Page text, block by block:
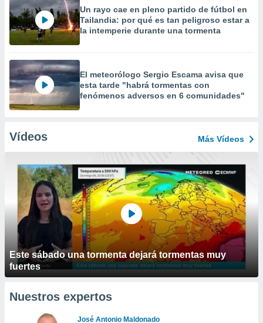
Un rayo cae en pleno partido de fútbol en
Tailandia: por qué es tan peligroso estar a
la intemperie durante una tormenta
El meteorólogo Sergio Escama avisa que
esta tarde "habrá tormentas con
fenómenos adversos en 6 comunidades"
Vídeos Más Vídeos
Este sábado una tormenta dejará tormentas muy
fuertes
Nuestros expertos
José Antonio Maldonado